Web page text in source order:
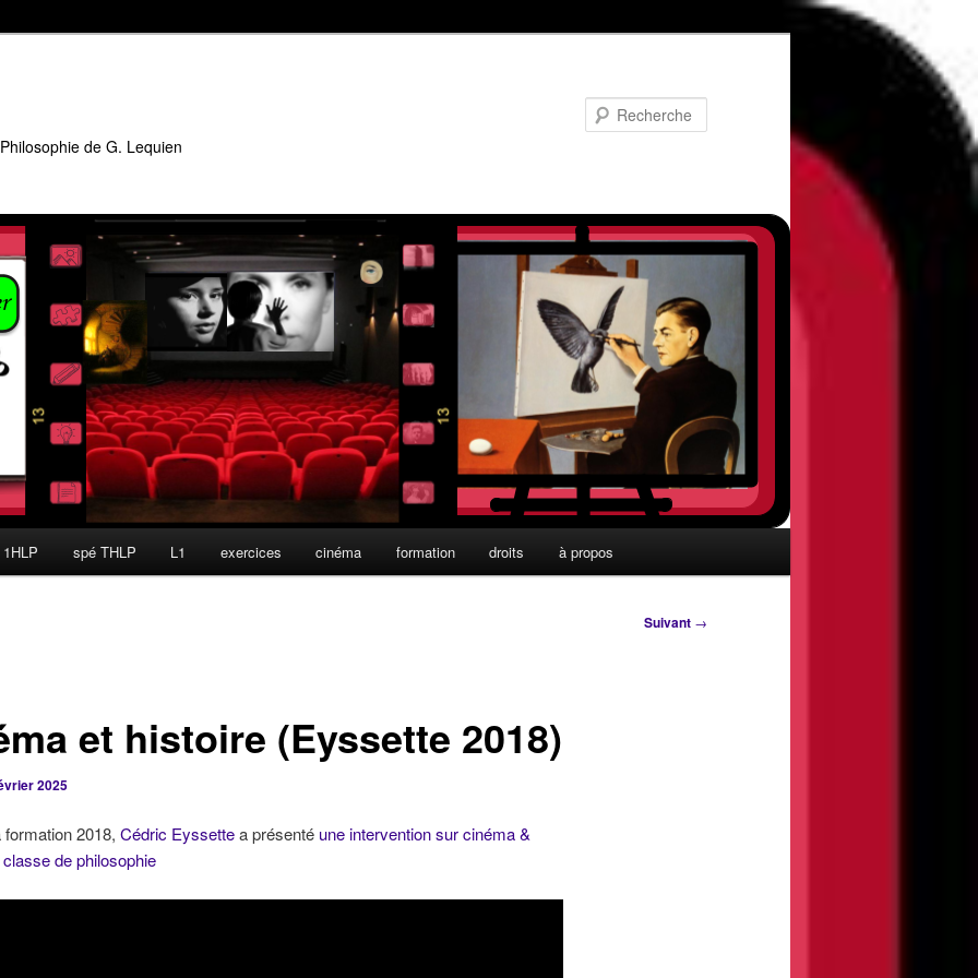
de G. Lequien
spé THLP L1 exercices cinéma formation droits à propos
Suivant →
et histoire (Eyssette 2018)
2025
formation 2018, Cédric Eyssettea présenté une intervention sur cinéma &
de philosophie